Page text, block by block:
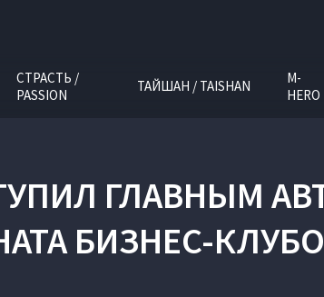
СТРАСТЬ /
PASSION
ТАЙШАН / TAISHAN
M-
HERO
ГЛАВНЫМ
БИЗНЕС-